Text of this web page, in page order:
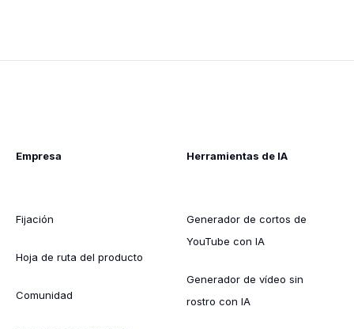
Empresa
Fijación
Hoja de ruta del producto
Comunidad
Herramientas de IA
Generador de cortos de
YouTube con IA
Generador de vídeo sin
rostro con IA